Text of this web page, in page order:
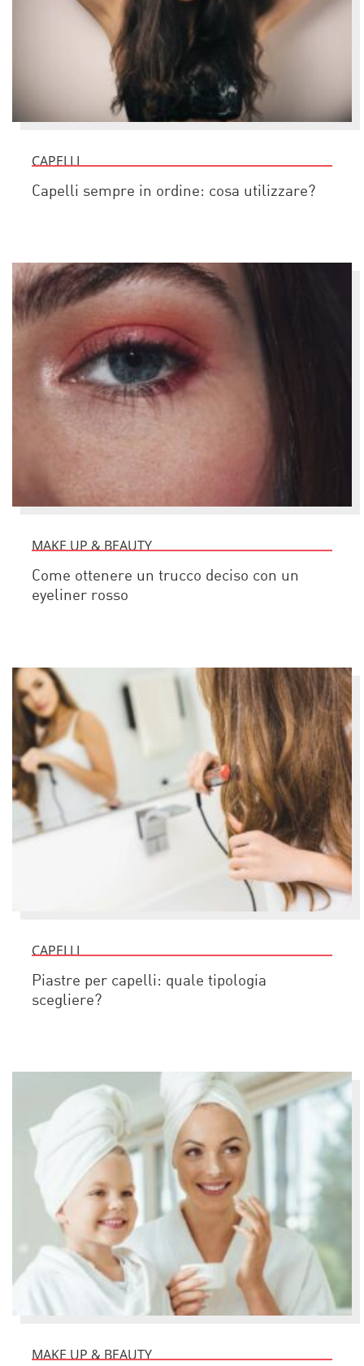
CAPELLI
Capelli sempre in ordine: cosa utilizzare?
MAKE UP & BEAUTY
Come ottenere un trucco deciso con un
eyeliner rosso
CAPELLI
Piastre per capelli: quale tipologia
scegliere?
MAKE UP & BEAUTY